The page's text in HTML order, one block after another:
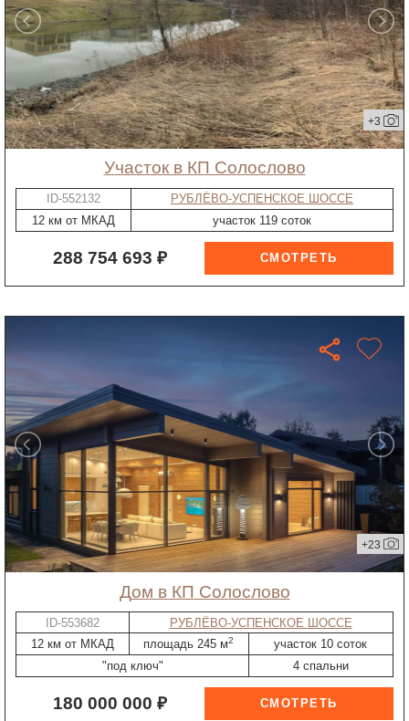
+3
участок в КП Солослово
ID-552132
РУБЛЁВО-УСПЕНСКОЕ ШОССЕ
12 км от МКАД
участок 119 соток
288 754 693 ₽
+23
дом в КП Солослово
ID-553682
РУБЛЁВО-УСПЕНСКОЕ ШОССЕ
12 км от МКАД
площадь 245 м2
участок 10 соток
"под ключ"
4 спальни
180 000 000 ₽